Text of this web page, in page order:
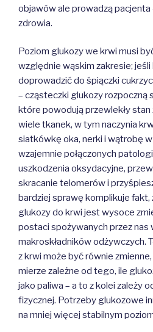
objawów ale prowadzą
zdrowia.
Poziom glukozy we krwi musi
względnie wąskim zakresie;
doprowadzić do śpiączki
– cząsteczki glukozy rozpoczną
które powodują przewlekły stan
wiele tkanek, w tym naczynia
siatkówkę oka, nerki i wątrobę w
wzajemnie połączonych
uszkodzenia oksydacyjne,
skracanie telomerów i
bardziej sprawę komplikuje
glukozy do krwi jest wysoce
postaci spożywanych przez nas
makroskładników odżywczych.
z krwi może być równie
mierze zależne od tego, ile
jako paliwa – a to z kolei zależy
fizycznej. Potrzeby glukozowe
na mniej więcej stabilnym